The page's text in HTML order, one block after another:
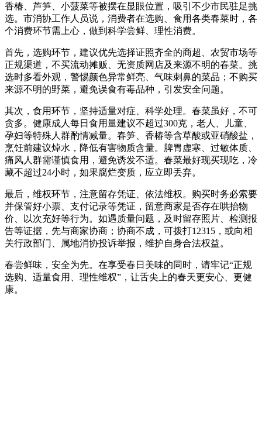
香椿、芦笋、小菠菜等被摆在显眼位置，吸引不少市民驻足挑
选。市消协工作人员说，消费者在选购、食用各类春菜时，各
个消费环节需上心，做到科学尝鲜、理性消费。
首先，选购环节，建议优先选择证照齐全的商超、农贸市场等
正规渠道，不买流动摊贩、无资质网店及来源不明的春菜。挑
选时多看外观，警惕颜色异常鲜亮、气味刺鼻的菜品；不购买
来源不明的野菜，避免误食有毒品种，引发安全问题。
其次，食用环节，坚持适量对症、科学处理。春菜虽好，不可
贪多。健康成人每日食用量建议不超过300克，老人、儿童、
孕妇等特殊人群酌情减量。春笋、香椿等含草酸或亚硝酸盐，
烹饪前建议焯水，降低有害物质含量。脾胃虚寒、过敏体质、
痛风人群需谨慎食用，避免诱发不适。春菜最好现买现吃，冷
藏不超过24小时，如果腐烂变质，应立即丢弃。
最后，维权环节，注意留存凭证、依法维权。购买时务必索要
并保管好小票、支付记录等凭证，留意商家是否存在哄抬物
价、以次充好等行为。如遇质量问题，及时留存照片、检测报
告等证据，先与商家协商；协商不成，可拨打12315，或向相
关行政部门、属地消协投诉举报，维护自身合法权益。
春尝鲜味，安全为先。在享受春日美味的同时，请牢记“正规
选购、适量食用、理性维权”，让舌尖上的春天更安心、更健
康。